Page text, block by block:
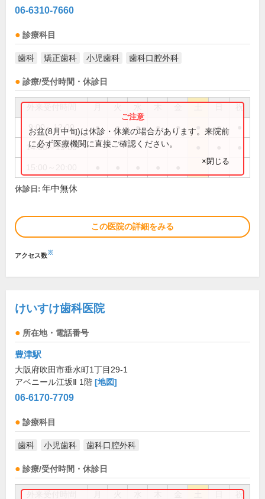
06-6310-7660
診療科目
歯科 矯正歯科 小児歯科 歯科口腔外科
診療/受付時間・休診日
祝
9:00～12:00 ● ● ● ● ● ●
14:00～19:00
お盆(8月中旬)は休診・休業の場合があります。来院前
に必ず医療機関に直接ご確認ください。
×閉じる
休診日: 年中無休
この医院の詳細をみる
アクセス数※
けいすけ歯科医院
所在地・電話番号
豊津駅
大阪府吹田市垂水町1丁目29-1
アベニール江坂Ⅱ 1階 [地図]
06-6170-7709
診療科目
歯科 小児歯科 歯科口腔外科
診療/受付時間・休診日
祝